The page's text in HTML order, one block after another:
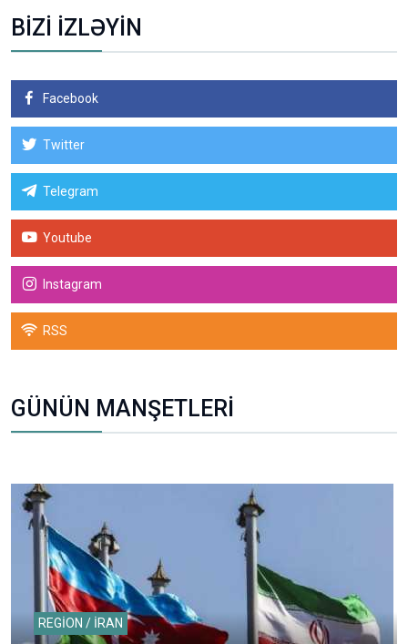
BİZİ İZLƏYİN
Facebook
Twitter
Telegram
Youtube
Instagram
RSS
GÜNÜN MANŞETLERİ
REGİON / İRAN